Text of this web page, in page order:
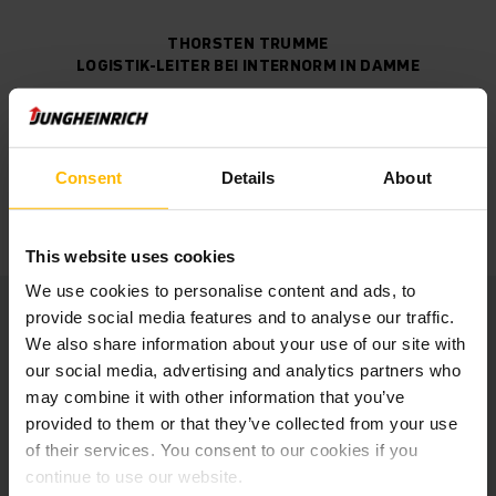
Consent Details About
This website uses cookies
We use cookies to personalise content and ads, to
provide social media features and to analyse our traffic.
We also share information about your use of our site with
our social media, advertising and analytics partners who
may combine it with other information that you’ve
provided to them or that they’ve collected from your use
of their services. You consent to our cookies if you
continue to use our website.
THORSTEN TRUMME
LOGISTIK-LEITER BEI INTERNORM IN DAMME
professionelle Zusammenarbeit über
den gesamten Auswahlprozess war
der ausschlaggebende Punkt für die
Zusammenarbeit.“
Reference sheet Internorm
PDF(424.0 KB)